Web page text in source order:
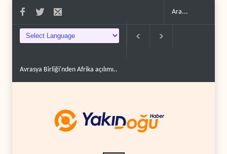
Avrasya Birliği'nden Afrika açılımı..